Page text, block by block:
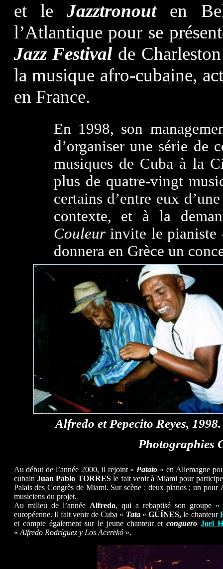
et leJazztronouten
l’Atlantique pour se
Jazz Festivalde
la musique afro-cubaine,
en France.
En 1998, son
d’organiser une série de
musiques de Cuba à la
plus de quatre-vingt
certains d’entre eux
contexte, et à la
Couleurinvite le
donnera en Grèce un
Alfredo et Pepecito Reyes, 1998.
Photographies
Au début de l’année 2000, il rejoint « Patato » en Allemagne
cubain Juan Pablo TORRESle fait venir à Miami pour
Palais des Congrès de Miami. Sur scène : deux pianos ; un pour
musiciens du projet.
Au milieu de l’année Alfredo, qui a rebaptisé son groupe «
européenne. Il fait venir de Cuba « Tata»GUÏNES,le chanteur
et compte également sur le jeune chanteur et conguero Joel
« Alfredo Rodríguez y Los Acerekó ».